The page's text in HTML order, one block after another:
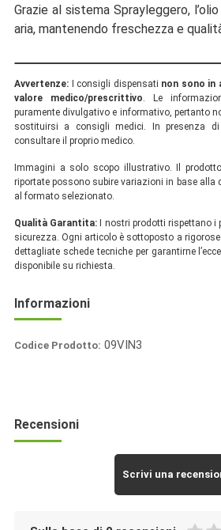
Grazie al sistema Sprayleggero,
aria, mantenendo freschezza e
Avvertenze: I consigli dispensati non sono in
valore medico/prescrittivo. Le
puramente divulgativo e informativo, pertanto
sostituirsi a consigli medici. In presenza di
consultare il proprio medico.
Immagini a solo scopo illustrativo. Il
riportate possono subire variazioni in base alla
al formato selezionato.
Qualità Garantita: I nostri prodotti rispettano
sicurezza. Ogni articolo è sottoposto a
dettagliate schede tecniche per garantirne
disponibile su richiesta.
Informazioni
Codice Prodotto: 09VIN3
Recensioni
Scrivi una